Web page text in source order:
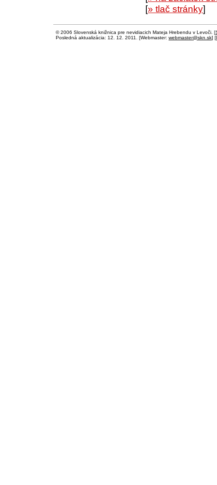
[» tlač stránky]
© 2006 Slovenská knižnica pre nevidiacich Mateja Hrebendu v Levoči. [
Posledná aktualizácia: 12. 12. 2011. [Webmaster: webmaster@skn.sk] [